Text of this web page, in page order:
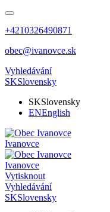
+4210326490871
obec@ivanovce.sk
Vyhledávání
SKSlovensky
SKSlovensky
ENEnglish
Ivanovce
Ivanovce
Vytisknout
Vyhledávání
SKSlovensky